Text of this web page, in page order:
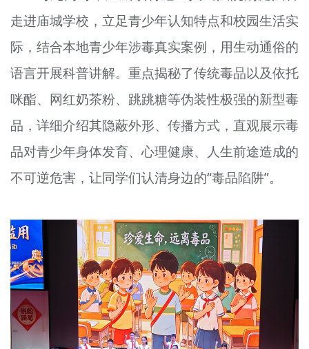
走进庙城学校，立足青少年认知特点和校园生活实
际，结合本地青少年涉毒真实案例，用生动通俗的
语言开展科普讲解。重点揭秘了传统毒品以及依托
咪酯、网红奶茶粉、跳跳糖等伪装性极强的新型毒
品，详细介绍其隐蔽外形、传播方式，直观展示毒
品对青少年身体发育、心理健康、人生前途造成的
不可逆危害，让同学们认清身边的“毒品陷阱”。